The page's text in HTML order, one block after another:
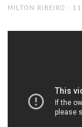
AUTHOR
MILTON RIBEIRO